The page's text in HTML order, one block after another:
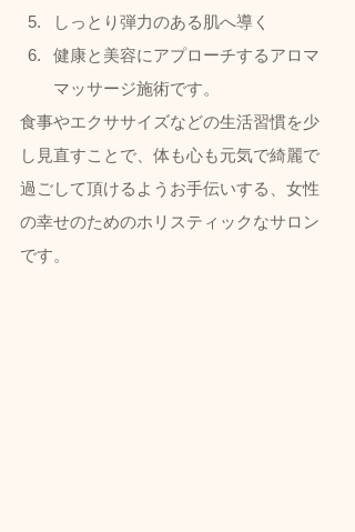
しっとり弾力のある肌へ導く
健康と美容にアプローチするアロマ
マッサージ施術です。
食事やエクササイズなどの生活習慣を少
し見直すことで、体も心も元気で綺麗で
過ごして頂けるようお手伝いする、女性
の幸せのためのホリスティックなサロン
です。